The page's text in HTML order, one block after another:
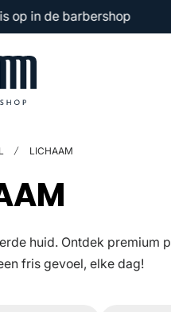
op in de barbershop
LICHAAM
huid. Ontdek premium
fris gevoel, elke dag!